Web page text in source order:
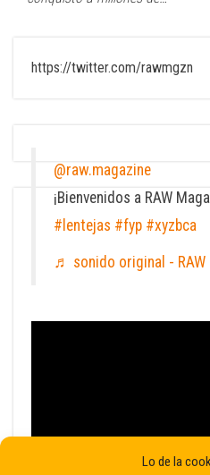
Lo de la
https://twitter.com/rawmgzn
@raw.magazine
¡Bienvenidos a RAW
#lentejas #fyp #xyzbca
♬ sonido original - RAW